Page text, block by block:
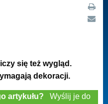
się też wygląd.
dekoracji.
artykułu? Wyślij je do